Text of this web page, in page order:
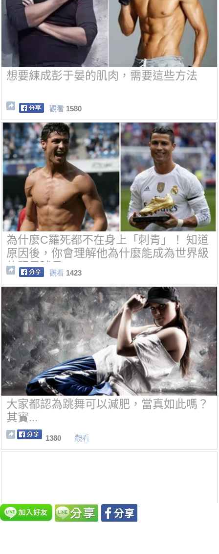
想要練成彭于晏的肌肉，需要這些方法
觀看 1580
為什麼C羅死都不在身上「刺青」！ 知道
原因後，你會理解他為什麼能成為世界級
的明星球員~
觀看 1423
大家都認為跳舞可以減肥，當真如此嗎？
其實...
1380 觀看